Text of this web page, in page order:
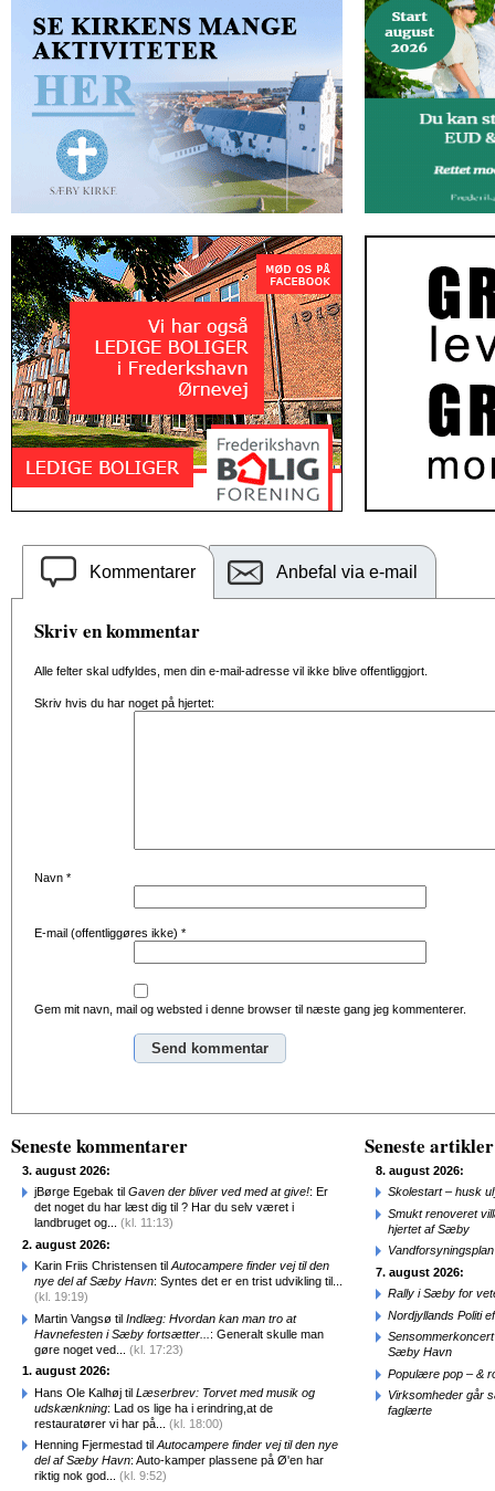
Kommentarer Anbefal via e-mail
Skriv en kommentar
Alle felter skal udfyldes, men din e-mail-adresse vil ikke blive offentliggjort.
Skriv hvis du har noget på hjertet:
Navn *
E-mail (offentliggøres ikke) *
Gem mit navn, mail og websted i denne browser til næste gang jeg kommenterer.
Seneste kommentarer
3. august 2026:
jBørge Egebak til Gaven der bliver ved med at give!: Er
det noget du har læst dig til ? Har du selv været i
landbruget og... (kl. 11:13)
2. august 2026:
Karin Friis Christensen til Autocampere finder vej til den
nye del af Sæby Havn: Syntes det er en trist udvikling til...
(kl. 19:19)
Martin Vangsø til Indlæg: Hvordan kan man tro at
Havnefesten i Sæby fortsætter... : Generalt skulle man
gøre noget ved... (kl. 17:23)
1. august 2026:
Hans Ole Kalhøj til Læserbrev: Torvet med musik og
udskænkning: Lad os lige ha i erindring,at de
restauratører vi har på... (kl. 18:00)
Henning Fjermestad til Autocampere finder vej til den nye
del af Sæby Havn: Auto-kamper plassene på Ø'en har
riktig nok god... (kl. 9:52)
Seneste artikler
8. august 2026:
Skolestart – husk
Smukt renoveret
hjertet af Sæby
7. august 2026:
Rally i Sæby for
Nordjyllands Politi
Sæby Havn
Populære pop – &
Virksomheder går
faglærte